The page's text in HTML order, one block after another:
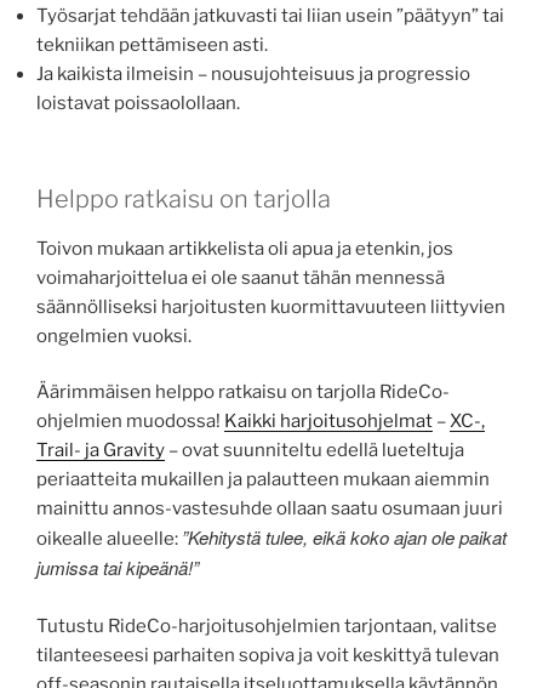
Työsarjat tehdään jatkuvasti tai liian usein ”päätyyn” tai
tekniikan pettämiseen asti.
Ja kaikista ilmeisin – nousujohteisuus ja progressio
loistavat poissaolollaan.
Helppo ratkaisu on tarjolla
Toivon mukaan artikkelista oli apua ja etenkin, jos
voimaharjoittelua ei ole saanut tähän mennessä
säännölliseksi harjoitusten kuormittavuuteen liittyvien
ongelmien vuoksi.
Äärimmäisen helppo ratkaisu on tarjolla RideCo-
ohjelmien muodossa! Kaikki harjoitusohjelmat –XC-,
Trail- ja Gravity – ovat suunniteltu edellä lueteltuja
periaatteita mukaillen ja palautteen mukaan aiemmin
mainittu annos-vastesuhde ollaan saatu osumaan juuri
oikealle alueelle: ”Kehitystä tulee, eikä koko ajan ole paikat
jumissa tai kipeänä!”
Tutustu RideCo-harjoitusohjelmien tarjontaan, valitse
tilanteeseesi parhaiten sopiva ja voit keskittyä tulevan